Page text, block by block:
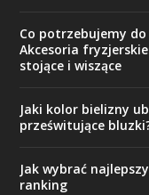
Co potrzebujemy
Akcesoria
stojące i wiszące
Jaki kolor bielizny
prześwitujące
Jak wybrać
ranking